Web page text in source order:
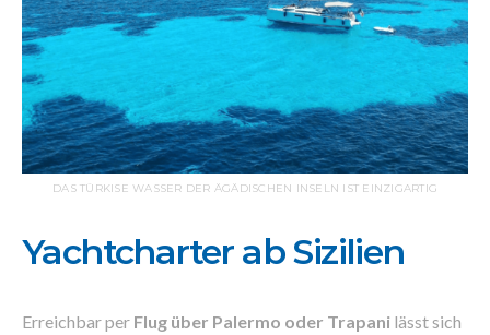
DAS TÜRKISE WASSER DER ÄGÄDISCHEN INSELN IST EINZIGARTIG
Yachtcharter ab Sizilien
Erreichbar per Flug über Palermo oder Trapani lässt sich